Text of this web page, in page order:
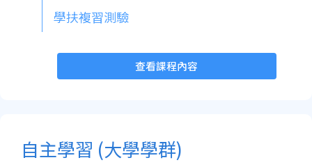
學扶複習測驗
查看課程內容
自主學習 (大學學群)